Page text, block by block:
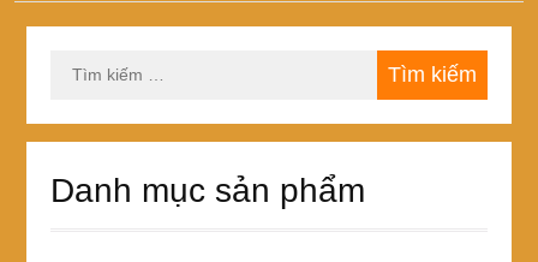
kiếm
Danh mục sản phẩm